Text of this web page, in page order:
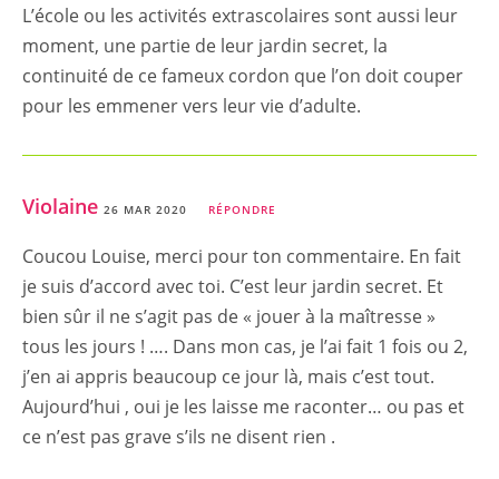
L’école ou les activités extrascolaires sont aussi leur
moment, une partie de leur jardin secret, la
continuité de ce fameux cordon que l’on doit couper
pour les emmener vers leur vie d’adulte.
Violaine 26 MAR 2020 RÉPONDRE
Coucou Louise, merci pour ton commentaire. En fait
je suis d’accord avec toi. C’est leur jardin secret. Et
bien sûr il ne s’agit pas de « jouer à la maîtresse »
tous les jours ! …. Dans mon cas, je l’ai fait 1 fois ou 2,
j’en ai appris beaucoup ce jour là, mais c’est tout.
Aujourd’hui , oui je les laisse me raconter… ou pas et
ce n’est pas grave s’ils ne disent rien .